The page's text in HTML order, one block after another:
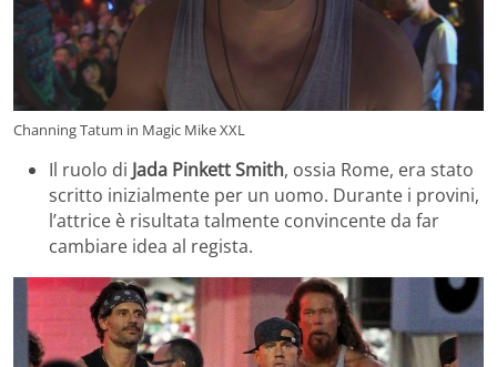
Channing Tatum in Magic Mike XXL
Il ruolo di Jada Pinkett Smith, ossia Rome, era stato
scritto inizialmente per un uomo. Durante i provini,
l’attrice è risultata talmente convincente da far
cambiare idea al regista.